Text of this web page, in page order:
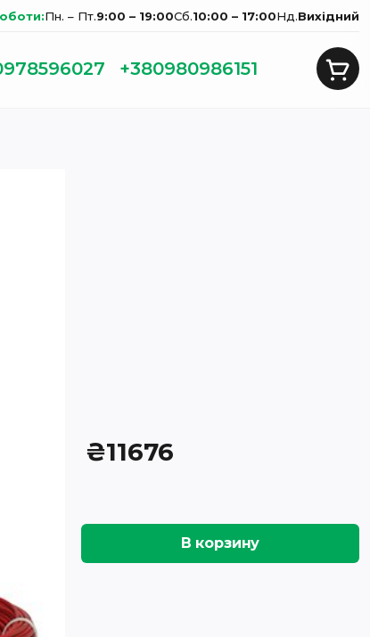
Пн. – Пт.9:00 – 19:00Сб.10:00 – 17:00Нд.Вихідний
+380980986151
₴11676
В корзину